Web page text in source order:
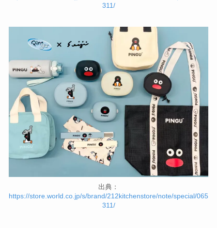
311/
出典：
https://store.world.co.jp/s/brand/212kitchenstore/note/special/065
311/